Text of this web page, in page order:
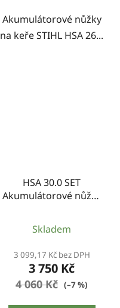
Akumulátorové nůžky
na keře STIHL HSA 26...
HSA 30.0 SET
Akumulátorové nůžky
Skladem
3 099,17 Kč bez DPH
3 750 Kč
4 060 Kč (–7 %)